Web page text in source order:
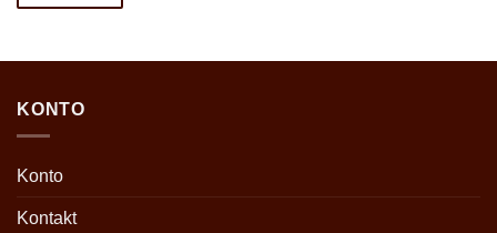
KONTO
Konto
Kontakt